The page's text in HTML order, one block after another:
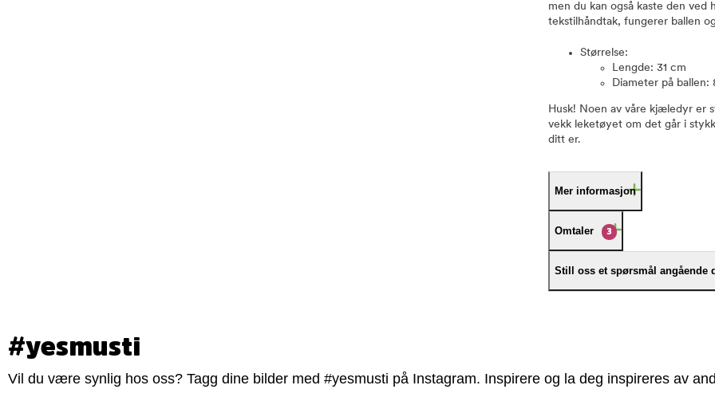
men du kan også kaste den
tekstilhåndtak, fungerer ballen
Størrelse:
Lengde: 31 cm
Diameter på ballen:
Husk! Noen av våre kjæledyr er
vekk leketøyet om det går i
ditt er.
Mer informasjon
Omtaler 3
Still oss et spørsmål angående
#yesmusti
Vil du være synlig hos oss? Tagg dine bilder med #yesmusti på Instagram. Inspirere og la deg inspireres av